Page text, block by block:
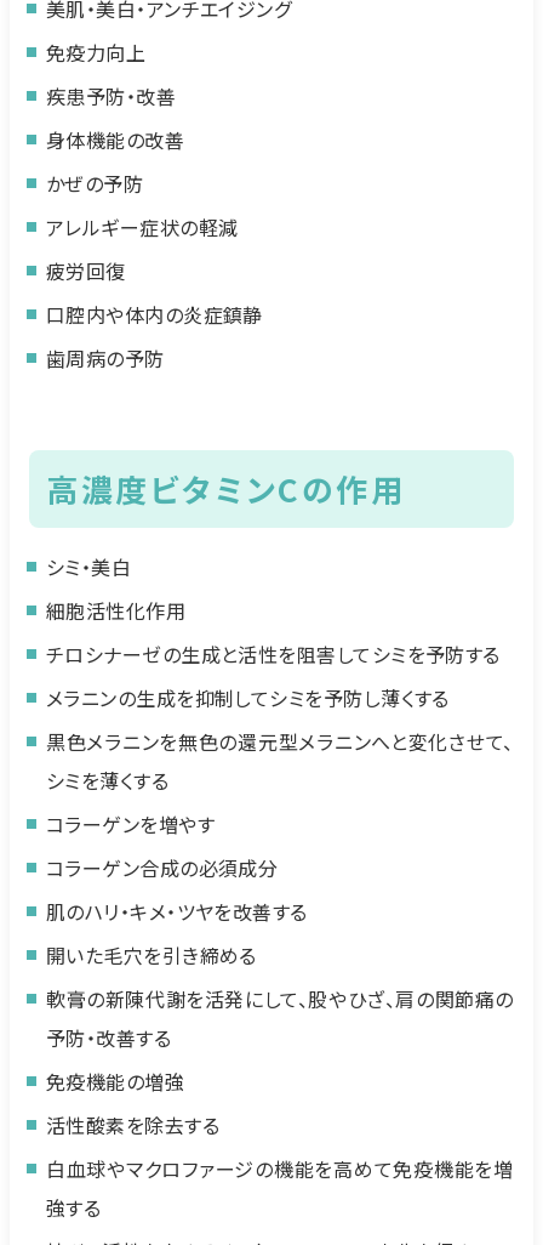
美肌・美白・アンチエイジング
免疫力向上
疾患予防・改善
身体機能の改善
かぜの予防
アレルギー症状の軽減
疲労回復
口腔内や体内の炎症鎮静
歯周病の予防
高濃度ビタミンCの作用
シミ・美白
細胞活性化作用
チロシナーゼの生成と活性を阻害してシミを予防する
メラニンの生成を抑制してシミを予防し薄くする
黒色メラニンを無色の還元型メラニンへと変化させて、
シミを薄くする
コラーゲンを増やす
コラーゲン合成の必須成分
肌のハリ・キメ・ツヤを改善する
開いた毛穴を引き締める
軟膏の新陳代謝を活発にして、股やひざ、肩の関節痛の
予防・改善する
免疫機能の増強
活性酸素を除去する
白血球やマクロファージの機能を高めて免疫機能を増
強する